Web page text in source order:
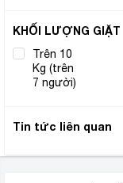
KHỐI LƯỢNG GIẶT
Trên 10
Kg (trên
7 người)
Tin tức liên quan